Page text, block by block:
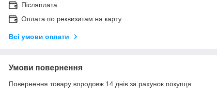
Післяплата
Оплата по реквизитам на карту
Всі умови оплати
Умови повернення
Повернення товару впродовж 14 днів за рахунок покупця